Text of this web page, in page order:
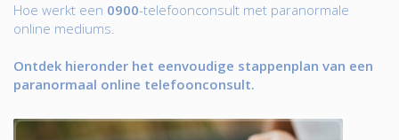
Hoe werkt een 0900-telefoonconsult met paranormale
online mediums.
Ontdek hieronder het eenvoudige stappenplan van een
paranormaal online telefoonconsult.